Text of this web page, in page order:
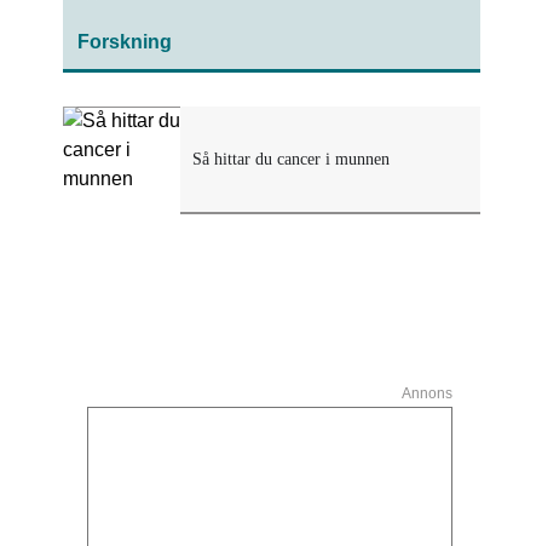
Forskning
Så hittar du cancer i munnen
Annons